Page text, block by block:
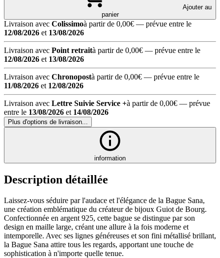
Ajouter au
panier
Livraison avec Colissimoà partir de 0,00€ — prévue entre le
12/08/2026 et 13/08/2026
Livraison avec Point retraità partir de 0,00€ — prévue entre le
12/08/2026 et 13/08/2026
Livraison avec Chronopostà partir de 0,00€ — prévue entre le
11/08/2026 et 12/08/2026
Livraison avec Lettre Suivie Service +à partir de 0,00€ — prévue
entre le 13/08/2026 et 14/08/2026
Plus d'options de livraison...
information
Description détaillée
Laissez-vous séduire par l'audace et l'élégance de la Bague Sana,
une création emblématique du créateur de bijoux Guiot de Bourg.
Confectionnée en argent 925, cette bague se distingue par son
design en maille large, créant une allure à la fois moderne et
intemporelle. Avec ses lignes généreuses et son fini métallisé brillant,
la Bague Sana attire tous les regards, apportant une touche de
sophistication à n'importe quelle tenue.